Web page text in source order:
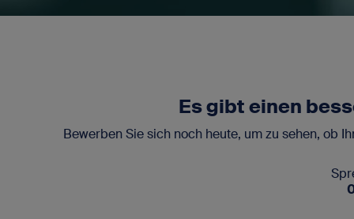
Es gibt einen
Bewerben Sie sich noch heute, um zu sehen, ob